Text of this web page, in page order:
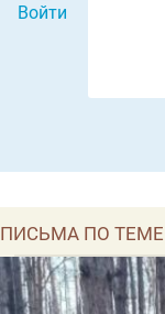
Войти
ПИСЬМА ПО ТЕМЕ